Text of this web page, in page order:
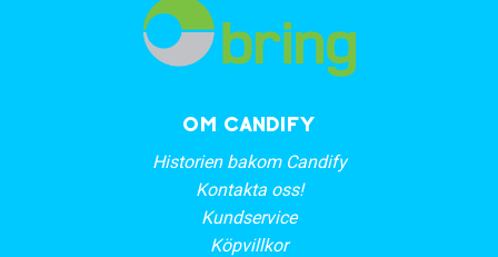
OM CANDIFY
Historien bakom Candify
Kontakta oss!
Kundservice
Köpvillkor